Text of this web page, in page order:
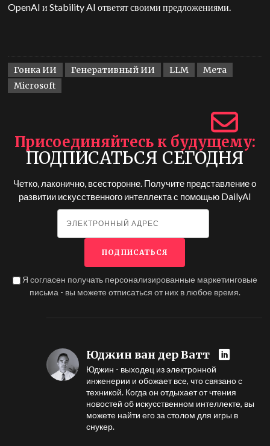
OpenAI и Stability AI ответят своими предложениями.
Гонка ИИ Генеративный ИИ LLM
Мета
Microsoft
Присоединяйтесь к будущему
ПОДПИСАТЬСЯ СЕГОДНЯ
Четко, лаконично, всесторонне. Получите представление о
развитии искусственного интеллекта с помощью DailyAI
Я согласен получать персонализированные маркетинговые
письма - вы можете отписаться от них в любое время.
Юджин ван дер Ватт
Юджин - выходец из электронной
инженерии и обожает все, что связано с
техникой. Когда он отдыхает от чтения
новостей об искусственном интеллекте, вы
можете найти его за столом для игры в
снукер.